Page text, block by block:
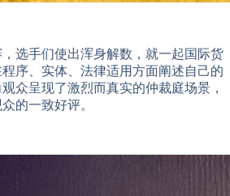
选手们使出浑身解数，就一起国际货
序、实体、法律适用方面阐述自己的
众呈现了激烈而真实的仲裁庭场景，
的一致好评。